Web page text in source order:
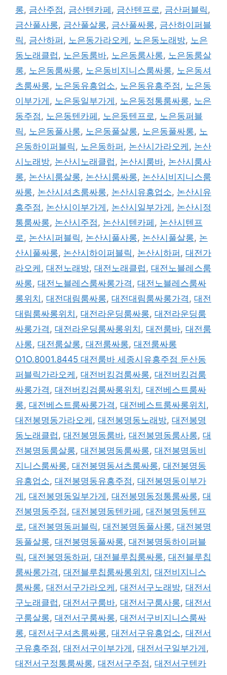
롱, 금산주점 , 금산텐카페 , 금산텐프로 , 금산퍼블릭 ,
금산풀사롱, 금산풀살롱, 금산풀싸롱, 금산하이퍼블
릭 , 금산하퍼 , 노은동가라오케 , 노은동노래방, 노은
동노래클럽 , 노은동룸바, 노은동룸사롱, 노은동룸살
롱, 노은동룸싸롱, 노은동비지니스룸싸롱, 노은동셔
츠룸싸롱, 노은동유흥업소, 노은동유흥주점 , 노은동
이부가게 , 노은동일부가게 , 노은동정통룸싸롱, 노은
동주점 , 노은동텐카페 , 노은동텐프로 , 노은동퍼블
릭 , 노은동풀사롱, 노은동풀살롱, 노은동풀싸롱, 노
은동하이퍼블릭 , 노은동하퍼 , 논산시가라오케 , 논산
시노래방, 논산시노래클럽 , 논산시룸바, 논산시룸사
롱, 논산시룸살롱, 논산시룸싸롱, 논산시비지니스룸
싸롱, 논산시셔츠룸싸롱, 논산시유흥업소, 논산시유
흥주점 , 논산시이부가게 , 논산시일부가게 , 논산시정
통룸싸롱, 논산시주점 , 논산시텐카페 , 논산시텐프
로 , 논산시퍼블릭 , 논산시풀사롱, 논산시풀살롱, 논
산시풀싸롱, 논산시하이퍼블릭 , 논산시하퍼 , 대전가
라오케 , 대전노래방, 대전노래클럽 , 대전노블레스룸
싸롱, 대전노블레스룸싸롱가격 , 대전노블레스룸싸
롱위치 , 대전대림룸싸롱, 대전대림룸싸롱가격 , 대전
대림룸싸롱위치 , 대전라운딩룸싸롱, 대전라운딩룸
싸롱가격 , 대전라운딩룸싸롱위치 , 대전룸바, 대전룸
사롱, 대전룸살롱, 대전룸싸롱, 대전룸싸롱
O1O.8001.8445 대전룸바 세종시유흥주점 둔산동
퍼블릭가라오케 , 대전버킹검룸싸롱, 대전버킹검룸
싸롱가격 , 대전버킹검룸싸롱위치 , 대전베스트룸싸
롱, 대전베스트룸싸롱가격 , 대전베스트룸싸롱위치 ,
대전봉명동가라오케 , 대전봉명동노래방, 대전봉명
동노래클럽 , 대전봉명동룸바, 대전봉명동룸사롱, 대
전봉명동룸살롱, 대전봉명동룸싸롱, 대전봉명동비
지니스룸싸롱, 대전봉명동셔츠룸싸롱, 대전봉명동
유흥업소, 대전봉명동유흥주점 , 대전봉명동이부가
게 , 대전봉명동일부가게 , 대전봉명동정통룸싸롱, 대
전봉명동주점 , 대전봉명동텐카페 , 대전봉명동텐프
로 , 대전봉명동퍼블릭 , 대전봉명동풀사롱, 대전봉명
동풀살롱, 대전봉명동풀싸롱, 대전봉명동하이퍼블
릭 , 대전봉명동하퍼 , 대전블루칩룸싸롱, 대전블루칩
룸싸롱가격 , 대전블루칩룸싸롱위치 , 대전비지니스
룸싸롱, 대전서구가라오케 , 대전서구노래방, 대전서
구노래클럽 , 대전서구룸바, 대전서구룸사롱, 대전서
구룸살롱, 대전서구룸싸롱, 대전서구비지니스룸싸
롱, 대전서구셔츠룸싸롱, 대전서구유흥업소, 대전서
구유흥주점 , 대전서구이부가게 , 대전서구일부가게 ,
대전서구정통룸싸롱, 대전서구주점 , 대전서구텐카